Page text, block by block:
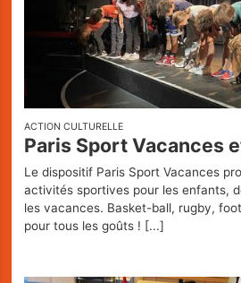
ACTION CULTURELLE
Paris Sport Vacances
Le dispositif Paris Sport Vacances
activités sportives pour les enfants,
les vacances. Basket-ball, rugby,
pour tous les goûts ! [...]